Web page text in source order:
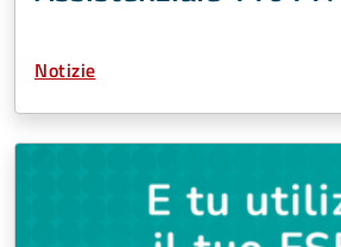
Tipo Contenuto:
Notizie